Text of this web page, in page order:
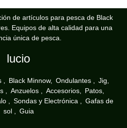
de artículos para pesca de Black
Equipos de alta calidad para una
única de pesca.
lucio
Black Minnow Ondulantes
Jig
Anzuelos Accesorios
Patos
Sondas y Electrónica
Gafas de
sol
Guia